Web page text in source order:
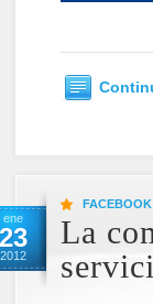
ene
23
2012
FACEBOOK
La